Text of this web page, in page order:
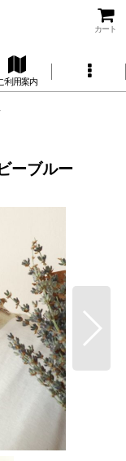
カート
利用案内
ーブルー